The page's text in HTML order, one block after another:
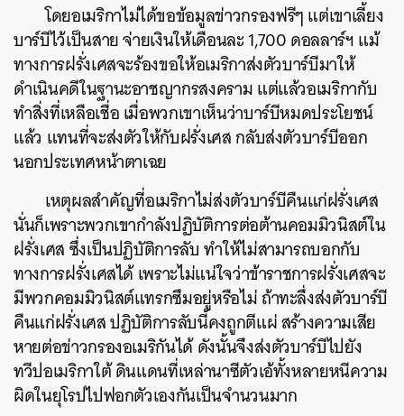
โดยอเมริกาไม่ได้ขอข้อมูลข่าวกรองฟรีๆ แต่เขาเลี้ยง
บาร์บีไว้เป็นสาย จ่ายเงินให้เดือนละ 1,700 ดอลลาร์ฯ แม้
ทางการฝรั่งเศสจะร้องขอให้อเมริกาส่งตัวบาร์บีมาให้
ดำเนินคดีในฐานะอาชญากรสงคราม แต่แล้วอเมริกากับ
ทำสิ่งที่เหลือเชื่อ เมื่อพวกเขาเห็นว่าบาร์บีหมดประโยชน์
แล้ว แทนที่จะส่งตัวให้กับฝรั่งเศส กลับส่งตัวบาร์บีออก
นอกประเทศหน้าตาเฉย
เหตุผลสำคัญที่อเมริกาไม่ส่งตัวบาร์บีคืนแก่ฝรั่งเศส
นั่นก็เพราะพวกเขากำลังปฏิบัติการต่อต้านคอมมิวนิสต์ใน
ฝรั่งเศส ซึ่งเป็นปฏิบัติการลับ ทำให้ไม่สามารถบอกกับ
ทางการฝรั่งเศสได้ เพราะไม่แน่ใจว่าข้าราชการฝรั่งเศสจะ
มีพวกคอมมิวนิสต์แทรกซึมอยู่หรือไม่ ถ้าทะลึ่งส่งตัวบาร์บี
คืนแก่ฝรั่งเศส ปฏิบัติการลับนี้คงถูกตีแผ่ สร้างความเสีย
หายต่อข่าวกรองอเมริกันได้ ดังนั้นจึงส่งตัวบาร์บีไปยัง
ทวีปอเมริกาใต้ ดินแดนที่เหล่านาซีตัวเอ้ทั้งหลายหนีความ
ผิดในยุโรปไปฟอกตัวเองกันเป็นจำนวนมาก